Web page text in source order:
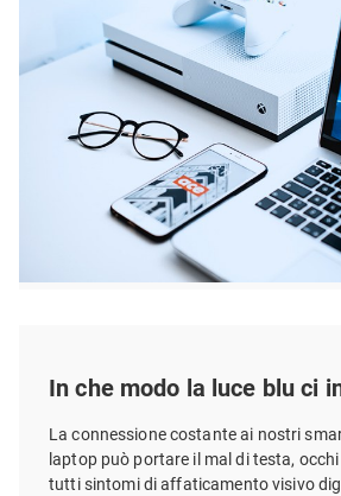
In che modo la luce blu ci
La connessione costante ai nostri
laptop può portare il mal di testa,
tutti sintomi di affaticamento visivo